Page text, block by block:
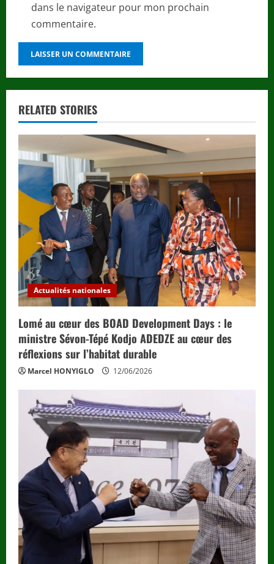
dans le navigateur pour mon prochain
commentaire.
RELATED STORIES
Actualités nationales
Lomé au cœur des BOAD Development Days : le
ministre Sévon-Tépé Kodjo ADEDZE au cœur des
réflexions sur l’habitat durable
Marcel HONYIGLO 12/06/2026